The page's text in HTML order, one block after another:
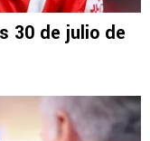
30 de julio de